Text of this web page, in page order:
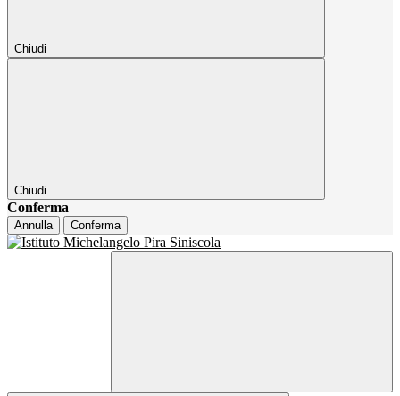
Chiudi
Chiudi
Conferma
Annulla Conferma